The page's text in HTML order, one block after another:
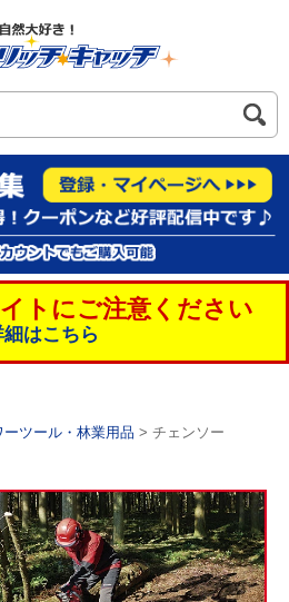
イトにご注意ください
細はこちら
ツール・林業用品 > チェンソー